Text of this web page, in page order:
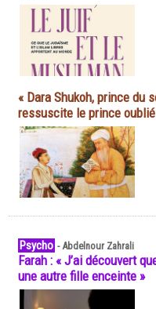
« Dara Shukoh, prince du
ressuscite le prince
Psycho -Abdelnour Zahrali
Farah : « J’ai découvert
une autre fille enceinte »